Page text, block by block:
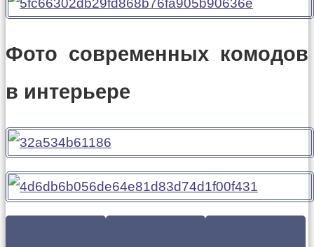
Фото современных комодов
в интерьере